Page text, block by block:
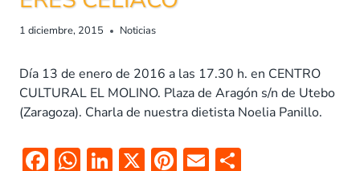
1 diciembre, 2015 Noticias
Día 13 de enero de 2016 a las 17.30 h. en CENTRO
CULTURAL EL MOLINO. Plaza de Aragón s/n de Utebo
(Zaragoza). Charla de nuestra dietista Noelia Panillo.
F W Li X Pi E